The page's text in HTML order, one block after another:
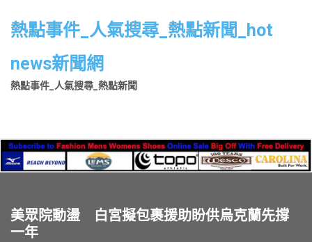
熱點事件_人氣搜尋_熱點新聞_hot
news新聞網
熱點事件_人氣搜尋_熱點新聞
美眾院動盪 白宮擬包裹援助盼供烏克蘭先撐
一年